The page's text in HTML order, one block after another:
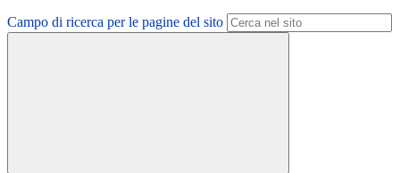
Campo di ricerca per le pagine del sito